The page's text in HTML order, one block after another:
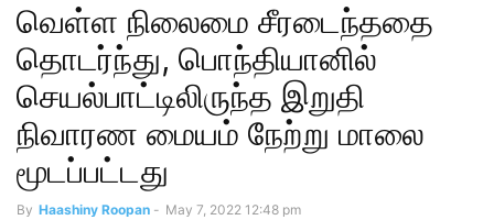
வெள்ள நிலைமை சீரடைந்ததை
தொடர்ந்து, பொந்தியானில்
செயல்பாட்டிலிருந்த இறுதி
நிவாரண மையம் நேற்று மாலை
மூடப்பட்டது
By Haashiny Roopan - May 7, 2022 12:48 pm